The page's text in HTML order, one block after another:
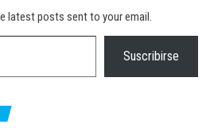
latest posts sent to your email.
Suscribirse